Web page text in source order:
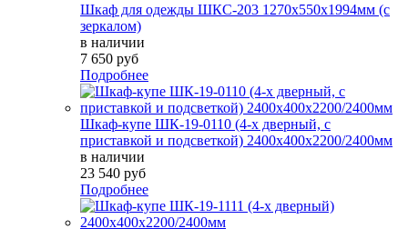
Шкаф для одежды ШКС-203 1270х550х1994мм (с
зеркалом)
в наличии
7 650 руб
Подробнее
Шкаф-купе ШК-19-0110 (4-х дверный, с
приставкой и подсветкой) 2400х400х2200/2400мм
в наличии
23 540 руб
Подробнее